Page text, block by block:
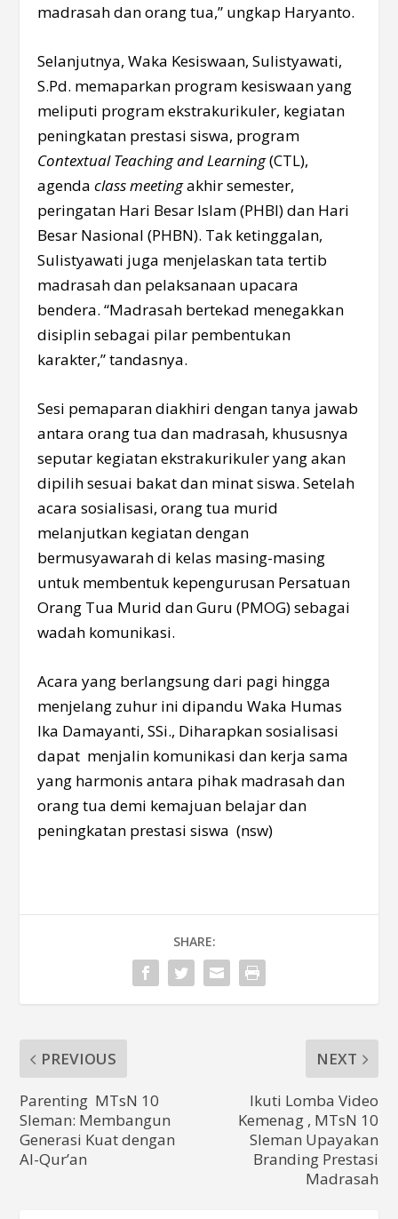
madrasah dan orang tua,” ungkap Haryanto.
Selanjutnya, Waka Kesiswaan, Sulistyawati,
S.Pd. memaparkan program kesiswaan yang
meliputi program ekstrakurikuler, kegiatan
peningkatan prestasi siswa, program
Contextual Teaching and Learning(CTL),
agendaclass meetingakhir semester,
peringatan Hari Besar Islam (PHBI) dan Hari
Besar Nasional (PHBN). Tak ketinggalan,
Sulistyawati juga menjelaskan tata tertib
madrasah dan pelaksanaan upacara
bendera. “Madrasah bertekad menegakkan
disiplin sebagai pilar pembentukan
karakter,” tandasnya.
Sesi pemaparan diakhiri dengan tanya jawab
antara orang tua dan madrasah, khususnya
seputar kegiatan ekstrakurikuler yang akan
dipilih sesuai bakat dan minat siswa. Setelah
acara sosialisasi, orang tua murid
melanjutkan kegiatan dengan
bermusyawarah di kelas masing-masing
untuk membentuk kepengurusan Persatuan
Orang Tua Murid dan Guru (PMOG) sebagai
wadah komunikasi.
Acara yang berlangsung dari pagi hingga
menjelang zuhur ini dipandu Waka Humas
Ika Damayanti, SSi., Diharapkan sosialisasi
dapat menjalin komunikasi dan kerja sama
yang harmonis antara pihak madrasah dan
orang tua demi kemajuan belajar dan
peningkatan prestasi siswa (nsw)
SHARE:
PREVIOUS
Parenting MTsN 10
Sleman: Membangun
Generasi Kuat dengan
Al-Qur’an
NEXT
Ikuti Lomba Video
Kemenag , MTsN 10
Sleman Upayakan
Branding Prestasi
Madrasah